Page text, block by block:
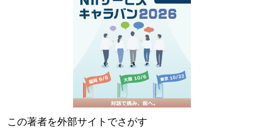
この著者を外部サイトでさがす